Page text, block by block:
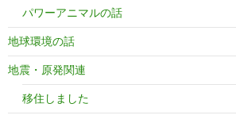
パワーアニマルの話
地球環境の話
地震・原発関連
移住しました